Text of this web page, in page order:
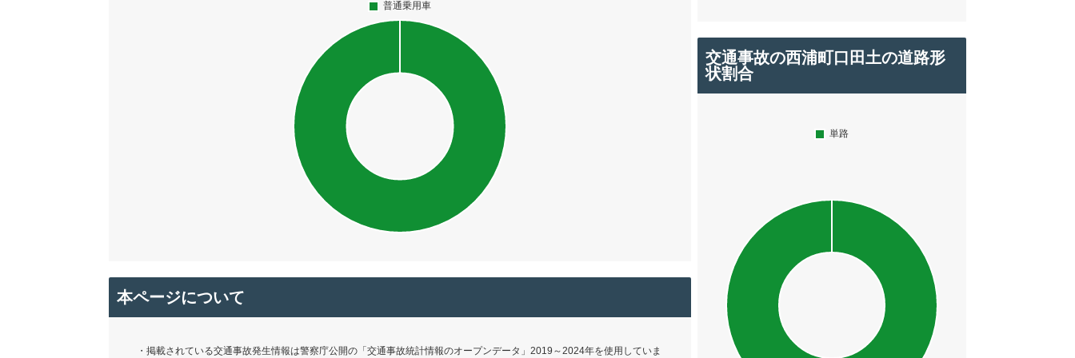
本ページについて
・掲載されている交通事故発生情報は警察庁公開の「交通事故統計情報のオープンデータ」2019～2024年を使用していま
交通事故の西浦町口田土の道路形
状割合